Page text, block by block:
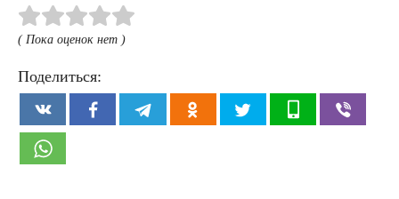
( Пока оценок нет )
Поделиться: